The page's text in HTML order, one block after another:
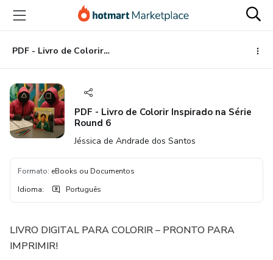
para
conteúdo
principal
para
pagamento
para
rodapé
PDF - Livro de Colorir Inspirado na Série Round 6
PDF - Livro de Colorir Inspirado na Série
Round 6
Jéssica de Andrade dos Santos
Formato: eBooks ou Documentos
Idioma: Português
LIVRO DIGITAL PARA COLORIR – PRONTO PARA
IMPRIMIR!